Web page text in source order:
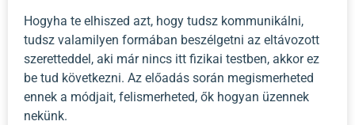
Hogyha te elhiszed azt, hogy tudsz kommunikálni,
tudsz valamilyen formában beszélgetni az eltávozott
szeretteddel, aki már nincs itt fizikai testben, akkor ez
be tud következni. Az előadás során megismerheted
ennek a módjait, felismerheted, ők hogyan üzennek
nekünk.